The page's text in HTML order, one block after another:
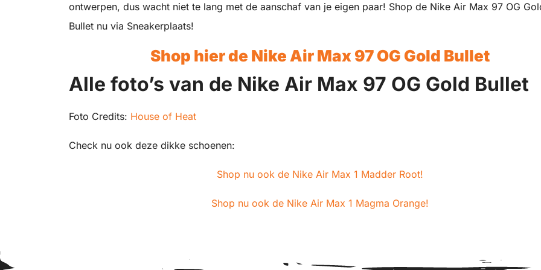
ontwerpen, dus wacht niet te lang met de aanschaf van je eigen paar! Shop de Nike Air Max 97 OG
Bullet nu via Sneakerplaats!
Shop hier de Nike Air Max 97 OG Gold Bullet
Alle foto’s van de Nike Air Max 97 OG Gold Bullet
Foto Credits: House of Heat
Check nu ook deze dikke schoenen:
Shop nu ook de Nike Air Max 1 Madder Root!
Shop nu ook de Nike Air Max 1 Magma Orange!